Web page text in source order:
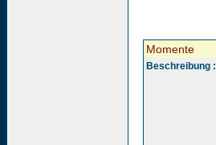
Momente
Beschreibung :